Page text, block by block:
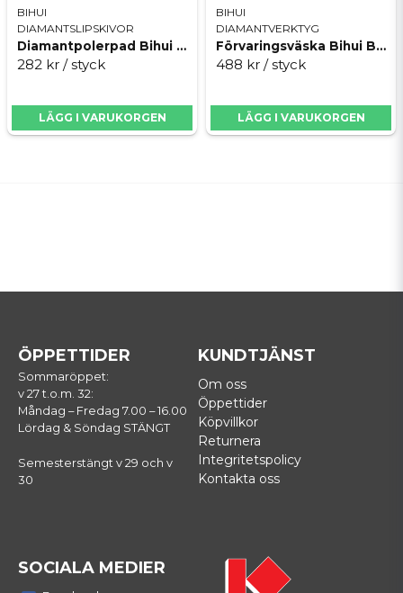
BIHUI
DIAMANTSLIPSKIVOR
Diamantpolerpad Bihui AGMEP1
282 kr / styck
LÄGG I VARUKORGEN
BIHUI
DIAMANTVERKTYG
Förvaringsväska Bihui BPG24
488 kr / styck
LÄGG I VARUKORGEN
ÖPPETTIDER
Sommaröppet:
v 27 t.o.m. 32:
Måndag – Fredag 7.00 – 16.00
Lördag & Söndag STÄNGT
Semesterstängt v 29 och v
30
KUNDTJÄNST
Om oss
Öppettider
Köpvillkor
Returnera
Integritetspolicy
Kontakta oss
SOCIALA MEDIER